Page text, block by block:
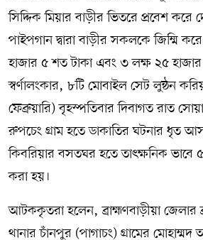
সিদ্দিক মিয়ার বাড়ীর ভিতরে প্রবেশ করে
পাইপগান দ্বারা বাড়ীর সকলকে জিম্মি
হাজার ৫ শত টাকা এবং ৩ লক্ষ ২৫
স্বর্ণালংকার, ৮টি মোবাইল সেট লুন্ঠন
ফেব্রুয়ারি) বৃহস্পতিবার দিবাগত রাত
রুপচেং গ্রাম হতে ডাকাতির ঘটনার ধৃত
কিবরিয়ার বসতঘর হতে তাৎক্ষনিক
করা হয়।
আটককৃতরা হলেন, ব্রাহ্মণবাড়ীয়া জেলার
থানার চাঁনপুর (পাগাচং) গ্রামের